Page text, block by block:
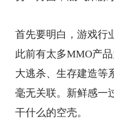
首先要明白，游戏行
此前有太多MMO产
大逃杀、生存建造等
毫无关联。新鲜感一
干什么的空壳。